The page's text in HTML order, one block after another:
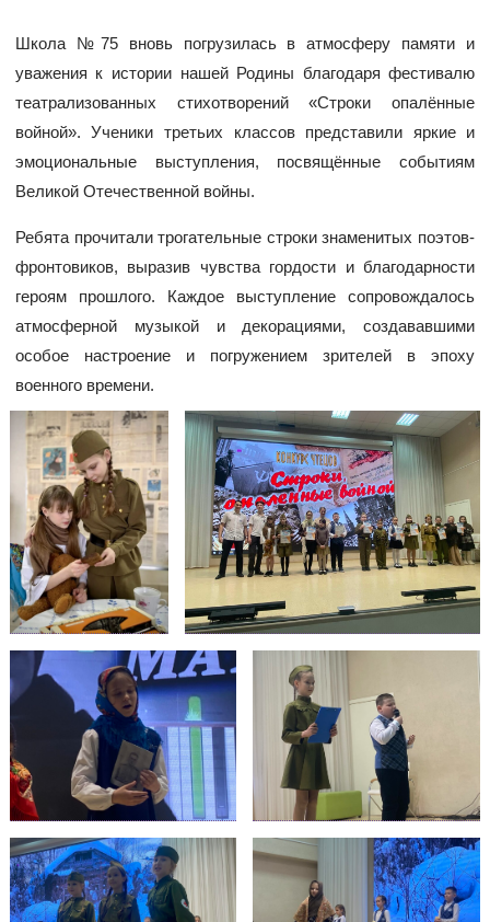
Школа №75 вновь погрузилась в атмосферу памяти и
уважения к истории нашей Родины благодаря фестивалю
театрализованных стихотворений «Строки опалённые
войной». Ученики третьих классов представили яркие и
эмоциональные выступления, посвящённые событиям
Великой Отечественной войны.
Ребята прочитали трогательные строки знаменитых поэтов-
фронтовиков, выразив чувства гордости и благодарности
героям прошлого. Каждое выступление сопровождалось
атмосферной музыкой и декорациями, создававшими
особое настроение и погружением зрителей в эпоху
военного времени.